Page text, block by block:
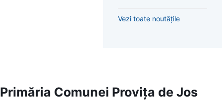
Vezi toate noutățile
Primăria Comunei Provița de Jos